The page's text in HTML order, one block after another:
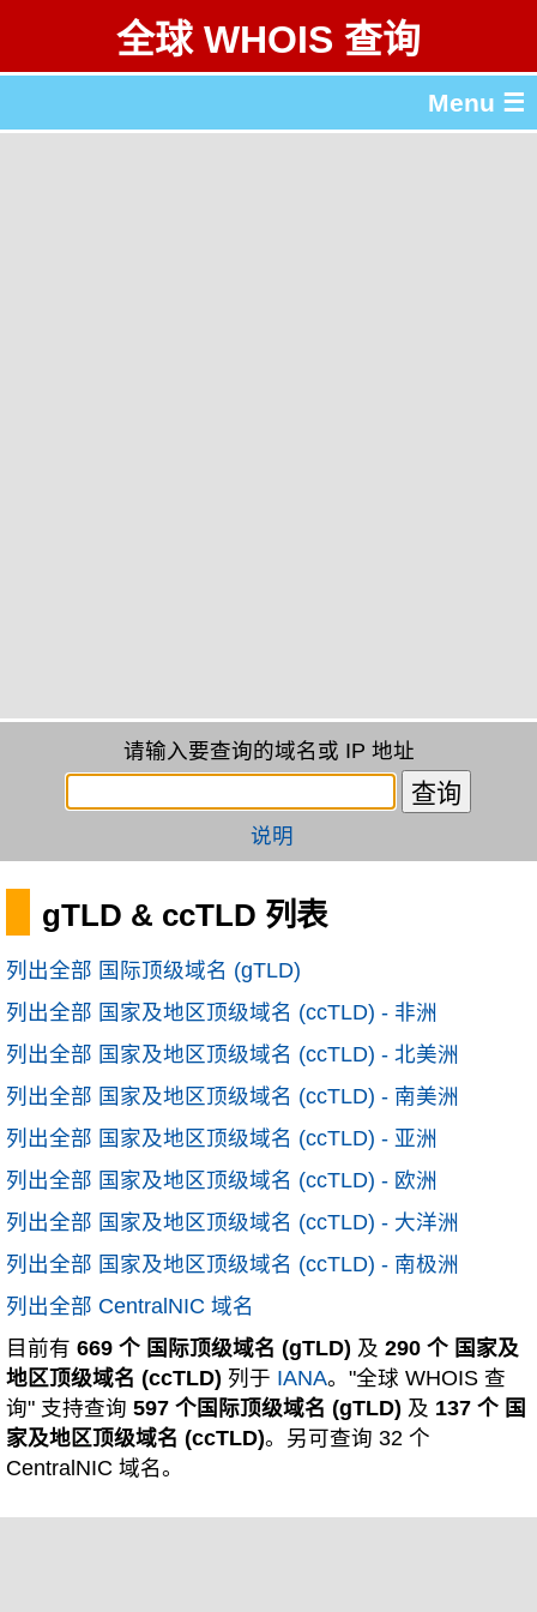
全球 WHOIS 查询
Menu ☰
请输入要查询的域名或 IP 地址
说明
gTLD & ccTLD 列表
列出全部 国际顶级域名 (gTLD)
列出全部 国家及地区顶级域名 (ccTLD) - 非洲
列出全部 国家及地区顶级域名 (ccTLD) - 北美洲
列出全部 国家及地区顶级域名 (ccTLD) - 南美洲
列出全部 国家及地区顶级域名 (ccTLD) - 亚洲
列出全部 国家及地区顶级域名 (ccTLD) - 欧洲
列出全部 国家及地区顶级域名 (ccTLD) - 大洋洲
列出全部 国家及地区顶级域名 (ccTLD) - 南极洲
列出全部 CentralNIC 域名
目前有 669 个 国际顶级域名 (gTLD) 及 290 个 国家及
地区顶级域名 (ccTLD) 列于 IANA。"全球 WHOIS 查
询" 支持查询 597 个国际顶级域名 (gTLD) 及 137 个 国
家及地区顶级域名 (ccTLD)。另可查询 32 个
CentralNIC 域名。